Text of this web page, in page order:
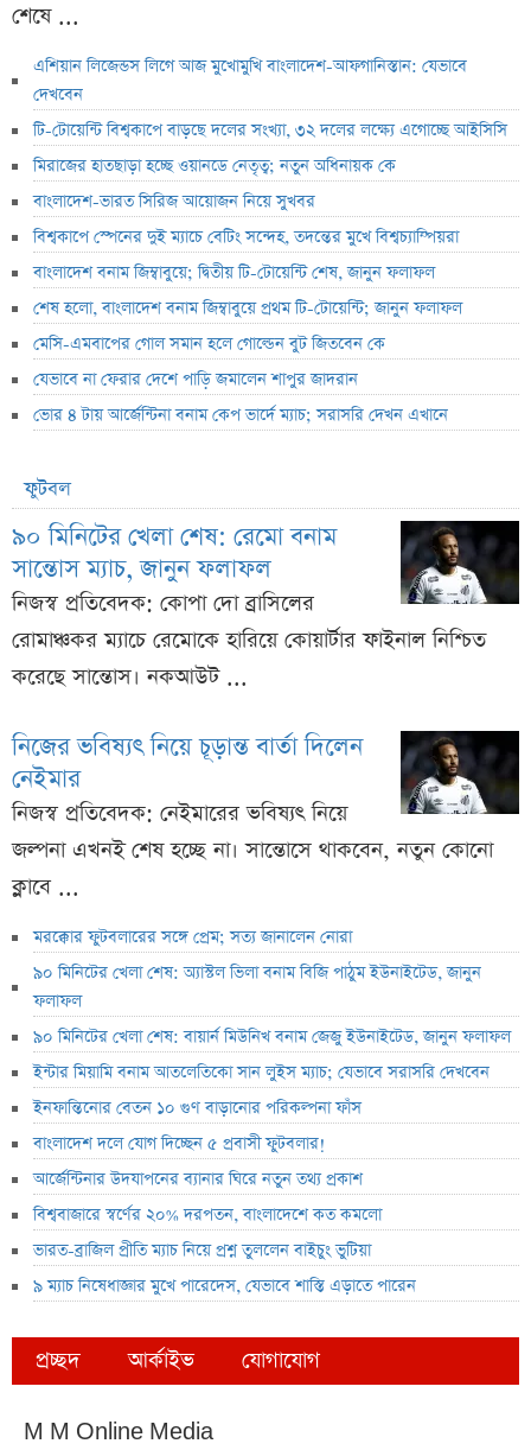
শেষে ...
এশিয়ান লিজেন্ডস লিগে আজ মুখোমুখি বাংলাদেশ-আফগানিস্তান: যেভাবে
দেখবেন
টি-টোয়েন্টি বিশ্বকাপে বাড়ছে দলের সংখ্যা, ৩২ দলের লক্ষ্যে এগোচ্ছে আইসিসি
মিরাজের হাতছাড়া হচ্ছে ওয়ানডে নেতৃত্ব; নতুন অধিনায়ক কে
বাংলাদেশ-ভারত সিরিজ আয়োজন নিয়ে সুখবর
বিশ্বকাপে স্পেনের দুই ম্যাচে বেটিং সন্দেহ, তদন্তের মুখে বিশ্বচ্যাম্পিয়রা
বাংলাদেশ বনাম জিম্বাবুয়ে; দ্বিতীয় টি-টোয়েন্টি শেষ, জানুন ফলাফল
শেষ হলো, বাংলাদেশ বনাম জিম্বাবুয়ে প্রথম টি-টোয়েন্টি; জানুন ফলাফল
মেসি-এমবাপের গোল সমান হলে গোল্ডেন বুট জিতবেন কে
যেভাবে না ফেরার দেশে পাড়ি জমালেন শাপুর জাদরান
ভোর ৪ টায় আর্জেন্টিনা বনাম কেপ ভার্দে ম্যাচ; সরাসরি দেখন এখানে
ফুটবল
৯০ মিনিটের খেলা শেষ: রেমো বনাম
সান্তোস ম্যাচ, জানুন ফলাফল
নিজস্ব প্রতিবেদক: কোপা দো ব্রাসিলের
রোমাঞ্চকর ম্যাচে রেমোকে হারিয়ে কোয়ার্টার ফাইনাল নিশ্চিত
করেছে সান্তোস। নকআউট ...
নিজের ভবিষ্যৎ নিয়ে চূড়ান্ত বার্তা দিলেন
নেইমার
নিজস্ব প্রতিবেদক: নেইমারের ভবিষ্যৎ নিয়ে
জল্পনা এখনই শেষ হচ্ছে না। সান্তোসে থাকবেন, নতুন কোনো
ক্লাবে ...
মরক্কোর ফুটবলারের সঙ্গে প্রেম; সত্য জানালেন নোরা
৯০ মিনিটের খেলা শেষ: অ্যাস্টল ভিলা বনাম বিজি পাঠুম ইউনাইটেড, জানুন
ফলাফল
৯০ মিনিটের খেলা শেষ: বায়ার্ন মিউনিখ বনাম জেজু ইউনাইটেড, জানুন ফলাফল
ইন্টার মিয়ামি বনাম আতলেতিকো সান লুইস ম্যাচ; যেভাবে সরাসরি দেখবেন
ইনফান্তিনোর বেতন ১০ গুণ বাড়ানোর পরিকল্পনা ফাঁস
বাংলাদেশ দলে যোগ দিচ্ছেন ৫ প্রবাসী ফুটবলার!
আর্জেন্টিনার উদযাপনের ব্যানার ঘিরে নতুন তথ্য প্রকাশ
বিশ্ববাজারে স্বর্ণের ২০% দরপতন, বাংলাদেশে কত কমলো
ভারত-ব্রাজিল প্রীতি ম্যাচ নিয়ে প্রশ্ন তুললেন বাইচুং ভুটিয়া
৯ ম্যাচ নিষেধাজ্ঞার মুখে পারেদেস, যেভাবে শাস্তি এড়াতে পারেন
প্রচ্ছদ আর্কাইভ যোগাযোগ
M M Online Media